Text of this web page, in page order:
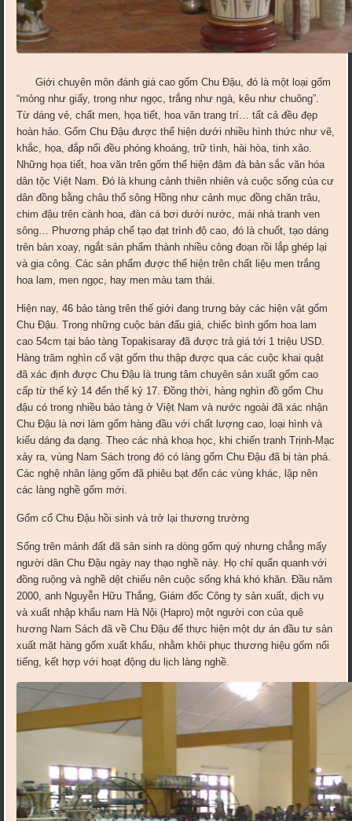
Giới chuyên môn đánh giá cao gốm Chu Đậu, đó là một loại gốm
“mỏng như giấy, trong như ngọc, trắng như ngà, kêu như chuông”.
Từ dáng vẻ, chất men, họa tiết, hoa văn trang trí… tất cả đều đẹp
hoàn hảo. Gốm Chu Đậu được thể hiện dưới nhiều hình thức như vẽ,
khắc, họa, đắp nổi đều phóng khoáng, trữ tình, hài hòa, tinh xảo.
Những họa tiết, hoa văn trên gốm thể hiện đậm đà bản sắc văn hóa
dân tộc Việt Nam. Đó là khung cảnh thiên nhiên và cuộc sống của cư
dân đồng bằng châu thổ sông Hồng như cảnh mục đồng chăn trâu,
chim đậu trên cành hoa, đàn cá bơi dưới nước, mái nhà tranh ven
sông… Phương pháp chế tạo đạt trình độ cao, đó là chuốt, tạo dáng
trên bàn xoay, ngắt sản phẩm thành nhiều công đoạn rồi lắp ghép lại
và gia công. Các sản phẩm được thể hiện trên chất liệu men trắng
hoa lam, men ngọc, hay men màu tam thái.
Hiện nay, 46 bảo tàng trên thế giới đang trưng bày các hiện vật gốm
Chu Đậu. Trong những cuộc bán đấu giá, chiếc bình gốm hoa lam
cao 54cm tại bảo tàng Topakisaray đã được trả giá tới 1 triệu USD.
Hàng trăm nghìn cổ vật gốm thu thập được qua các cuộc khai quật
đã xác định được Chu Đậu là trung tâm chuyên sản xuất gốm cao
cấp từ thế kỷ 14 đến thế kỷ 17. Đồng thời, hàng nghìn đồ gốm Chu
đậu có trong nhiều bảo tàng ở Việt Nam và nước ngoài đã xác nhận
Chu Đậu là nơi làm gốm hàng đầu với chất lượng cao, loại hình và
kiểu dáng đa dạng. Theo các nhà khoa học, khi chiến tranh Trịnh-Mạc
xảy ra, vùng Nam Sách trong đó có làng gốm Chu Đậu đã bị tàn phá.
Các nghệ nhân làng gốm đã phiêu bạt đến các vùng khác, lập nên
các làng nghề gốm mới.
Gốm cổ Chu Đậu hồi sinh và trở lại thương trường
Sống trên mảnh đất đã sản sinh ra dòng gốm quý nhưng chẳng mấy
người dân Chu Đậu ngày nay thạo nghề này. Họ chỉ quẩn quanh với
đồng ruộng và nghề dệt chiếu nên cuộc sống khá khó khăn. Đầu năm
2000, anh Nguyễn Hữu Thắng, Giám đốc Công ty sản xuất, dịch vụ
và xuất nhập khẩu nam Hà Nội (Hapro) một người con của quê
hương Nam Sách đã về Chu Đậu để thực hiện một dự án đầu tư sản
xuất mặt hàng gốm xuất khẩu, nhằm khôi phục thương hiệu gốm nổi
tiếng, kết hợp với hoạt động du lịch làng nghề.